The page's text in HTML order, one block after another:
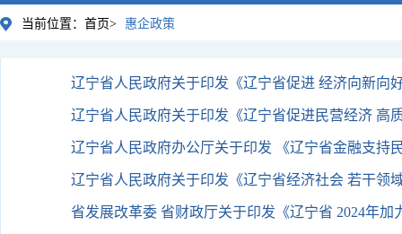
当前位置： 首页> 惠企政策